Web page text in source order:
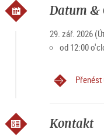
Datum &
29. zář. 2026
od 12:00
Kontakt